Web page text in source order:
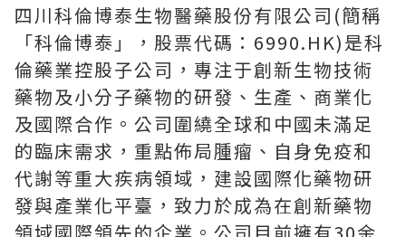
四川科倫博泰生物醫藥股份有限公司(簡稱
「科倫博泰」，股票代碼：6990.HK)是科
倫藥業控股子公司，專注于創新生物技術
藥物及小分子藥物的研發、生產、商業化
及國際合作。公司圍繞全球和中國未滿足
的臨床需求，重點佈局腫瘤、自身免疫和
代謝等重大疾病領域，建設國際化藥物研
發與產業化平臺，致力於成為在創新藥物
領域國際領先的企業。公司目前擁有30余